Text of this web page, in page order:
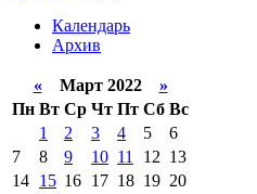
Календарь
Архив
«Март 2022 »
Пн Вт Ср Чт Пт Сб Вс
1
2 3 4 5
6
7
8 9 10 11 12 13
14 15 16 17 18 19 20